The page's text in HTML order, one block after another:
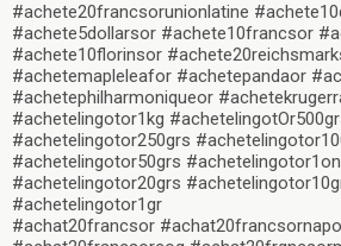
#achete20francsorunionlatine
#achete5dollarsor #achete10francsor
#achete10florinsor
#achetemapleleafor #achetepandaor
#achetephilharmoniqueor
#achetelingotor1kg
#achetelingotor250grs
#achetelingotor50grs
#achetelingotor20grs
#achetelingotor1gr
#achat20francsor